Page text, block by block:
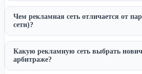
Чем рекламная сеть отличается от
сети)?
Какую рекламную сеть выбрать
арбитраже?